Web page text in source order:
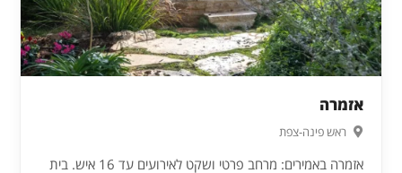
אזמרה
ראש פינה-צפת
אזמרה באמירים: מרחב פרטי ושקט לאירועים עד 16 איש. בית